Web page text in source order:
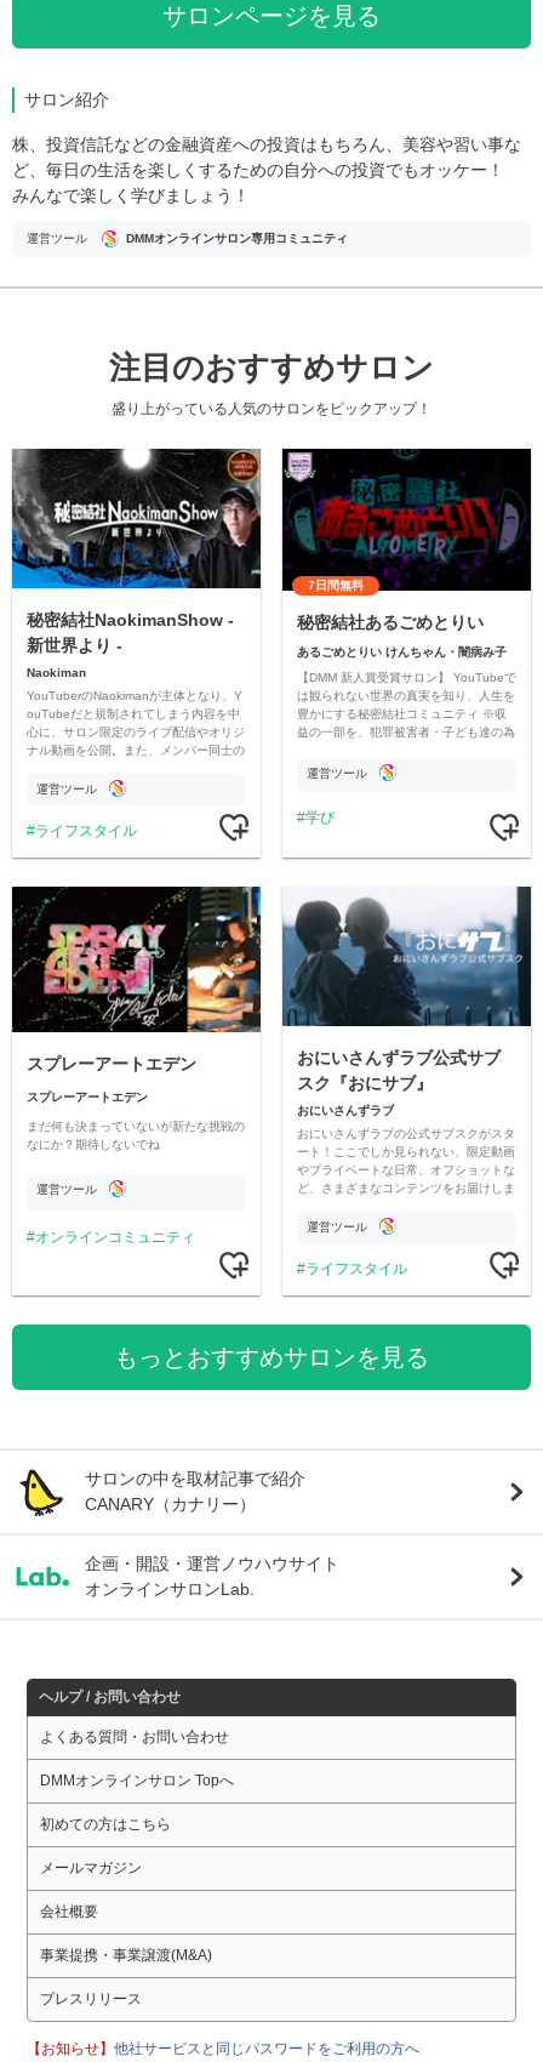
サロンページを見る
サロン紹介
株、投資信託などの金融資産への投資はもちろん、美容や習い事な
ど、毎日の生活を楽しくするための自分への投資でもオッケー！
みんなで楽しく学びましょう！
運営ツール DMMオンラインサロン専用コミュニティ
注目のおすすめサロン
盛り上がっている人気のサロンをピックアップ！
秘密結社NaokimanShow -
新世界より -
Naokiman
YouTuberのNaokimanが主体となり、Y
ouTubeだと規制されてしまう内容を中
心に、サロン限定のライブ配信やオリジ
ナル動画を公開。また、メンバー同士の
ただいています。
運営ツール
ライフスタイル
7日間無料
秘密結社あるごめとりい
あるごめとりい けんちゃん・闇病み子
【DMM 新人賞受賞サロン】 YouTubeで
は観られない世界の真実を知り、人生を
豊かにする秘密結社コミュニティ ※収
益の一部を、犯罪被害者・子ども達の為
す運営ツール
学び
スプレーアートエデン
スプレーアートエデン
まだ何も決まっていないが新たな挑戦の
なにか？期待しないでね
運営ツール
オンラインコミュニティ
おにいさんずラブ公式サブ
スク『おにサブ』
おにいさんずラブ
おにいさんずラブの公式サブスクがスタ
ート！ここでしか見られない、限定動画
やプライベートな日常、オフショットな
ど、さまざまなコンテンツをお届けしま
運営ツール
ライフスタイル
もっとおすすめサロンを見る
サロンの中を取材記事で紹介
CANARY（カナリー）
企画・開設・運営ノウハウサイト
オンラインサロンLab.
ヘルプ / お問い合わせ
よくある質問・お問い合わせ
DMMオンラインサロン Topへ
初めての方はこちら
メールマガジン
会社概要
事業提携・事業譲渡(M&A)
プレスリリース
【お知らせ】他社サービスと同じパスワードをご利用の方へ